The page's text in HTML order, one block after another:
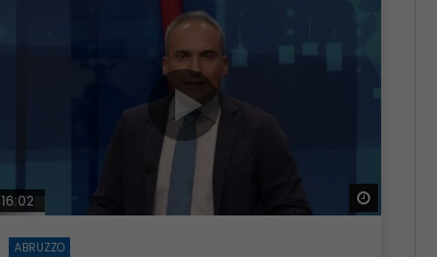
16:02
ABRUZZO